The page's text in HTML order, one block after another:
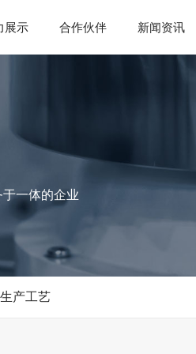
展示 合作伙伴 新闻资讯
一体的企业
生产工艺